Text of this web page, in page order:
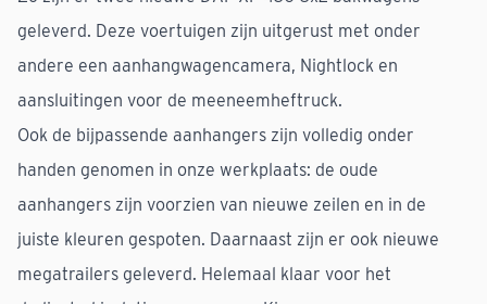
geleverd. Deze voertuigen zijn uitgerust met onder
andere een aanhangwagencamera, Nightlock en
aansluitingen voor de meeneemheftruck.
Ook de bijpassende aanhangers zijn volledig onder
handen genomen in onze werkplaats: de oude
aanhangers zijn voorzien van nieuwe zeilen en in de
juiste kleuren gespoten. Daarnaast zijn er ook nieuwe
megatrailers geleverd. Helemaal klaar voor het